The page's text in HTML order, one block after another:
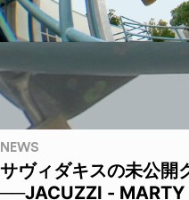
NEWS
サヴィダキスの未公開
──JACUZZI - MARTY